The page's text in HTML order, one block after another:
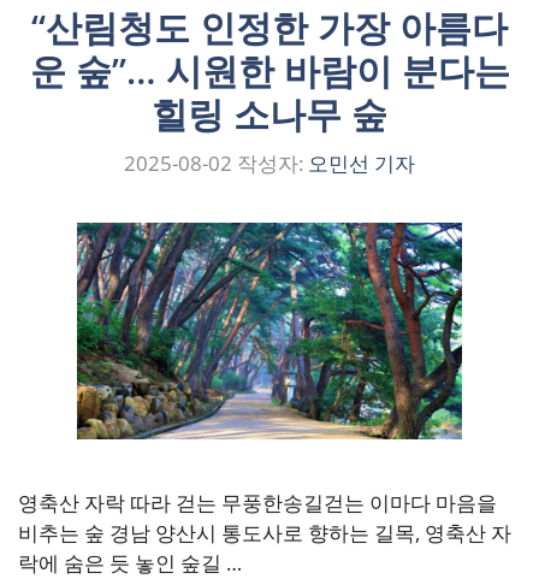
“산림청도 인정한 가장 아름다
운 숲”… 시원한 바람이 분다는
힐링 소나무 숲
2025-08-02 작성자: 오민선 기자
영축산 자락 따라 걷는 무풍한송길걷는 이마다 마음을
비추는 숲 경남 양산시 통도사로 향하는 길목, 영축산 자
락에 숨은 듯 놓인 숲길 …